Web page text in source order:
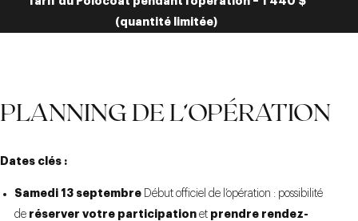
(quantité limitée)
PLANNING DE L’OPÉRATION
Dates clés :
Samedi 13 septembre Début officiel de l’opération : possibilité
de réserver votre participationet prendre rendez-